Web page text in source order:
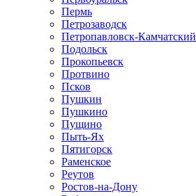
Пермь
Петрозаводск
Петропавловск-Камчатский
Подольск
Прокопьевск
Протвино
Псков
Пушкин
Пушкино
Пущино
Пыть-Ях
Пятигорск
Раменское
Реутов
Ростов-на-Дону